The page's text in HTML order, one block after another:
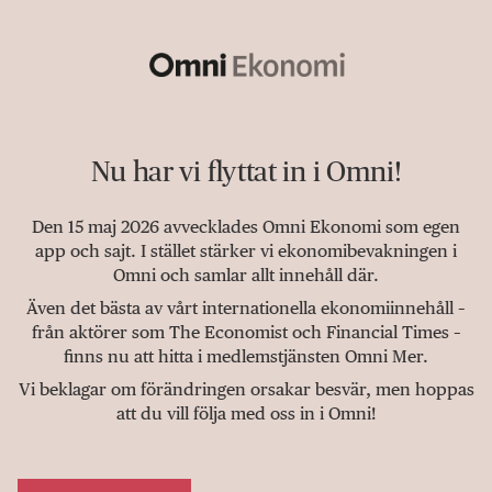
Nu har vi flyttat in i Omni!
Den 15 maj 2026 avvecklades Omni Ekonomi som egen
app och sajt. I stället stärker vi ekonomibevakningen i
Omni och samlar allt innehåll där.
Även det bästa av vårt internationella ekonomiinnehåll –
från aktörer som The Economist och Financial Times –
finns nu att hitta i medlemstjänsten Omni Mer.
Vi beklagar om förändringen orsakar besvär, men hoppas
att du vill följa med oss in i Omni!